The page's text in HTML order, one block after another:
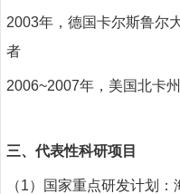
2003年，德国卡尔斯鲁尔
者
2006~2007年，美国北卡
三、 代表性科研项目
（1）
国家重点研发计划：